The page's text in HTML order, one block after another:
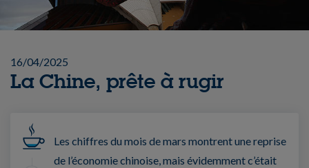
16/04/2025
La Chine, prête à rugir
Les chiffres du mois de mars montrent une reprise
de l’économie chinoise, mais évidemment c’était